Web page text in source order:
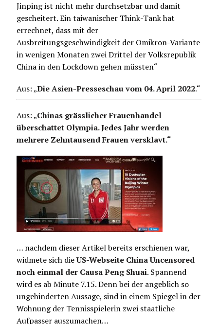
Jinping ist nicht mehr durchsetzbar und damit
gescheitert. Ein taiwanischer Think-Tank hat
errechnet, dass mit der
Ausbreitungsgeschwindigkeit der Omikron-Variante
in wenigen Monaten zwei Drittel der Volksrepublik
China in den Lockdown gehen müssten“
Aus: „Die Asien-Presseschau vom 04. April 2022.“
Aus: „Chinas grässlicher Frauenhandel
überschattet Olympia. Jedes Jahr werden
mehrere Zehntausend Frauen versklavt.“
… nachdem dieser Artikel bereits erschienen war,
widmete sich dieUS-Webseite China Uncensored
noch einmal der Causa Peng Shuai. Spannend
wird es ab Minute 7.15. Denn bei der angeblich so
ungehinderten Aussage, sind in einem Spiegel in der
Wohnung der Tennisspielerin zwei staatliche
Aufpasser auszumachen…